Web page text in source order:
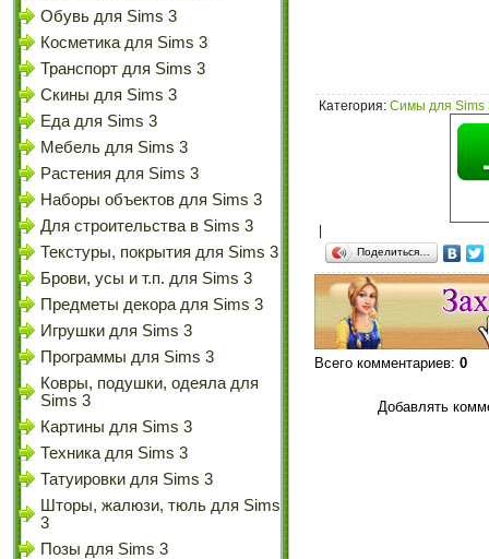
Обувь для Sims 3
Косметика для Sims 3
Транспорт для Sims 3
Скины для Sims 3
Еда для Sims 3
Мебель для Sims 3
Растения для Sims 3
Наборы объектов для Sims 3
Для строительства в Sims 3
Текстуры, покрытия для Sims 3
Брови, усы и т.п. для Sims 3
Предметы декора для Sims 3
Игрушки для Sims 3
Программы для Sims 3
Ковры, подушки, одеяла для
Sims 3
Картины для Sims 3
Техника для Sims 3
Татуировки для Sims 3
Шторы, жалюзи, тюль для Sims
3
Позы для Sims 3
Категория: Симы для Sims
Поделиться…
Всего комментариев: 0
Добавлять